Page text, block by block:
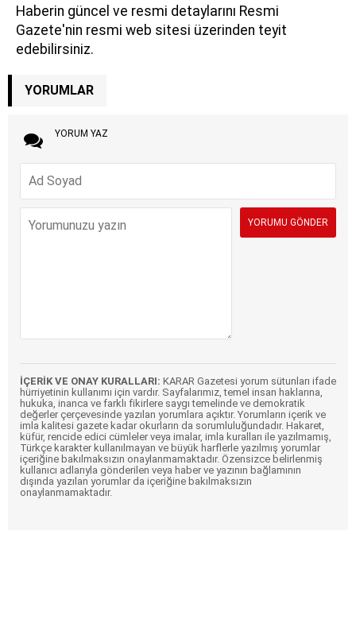
Haberin güncel ve resmi detaylarını Resmi
Gazete'nin resmi web sitesi üzerinden teyit
edebilirsiniz.
YORUMLAR
YORUM YAZ
İÇERİK VE ONAY KURALLARI: KARAR Gazetesi yorum sütunları ifade
hürriyetinin kullanımı için vardır. Sayfalarımız, temel insan haklarına,
hukuka, inanca ve farklı fikirlere saygı temelinde ve demokratik
değerler çerçevesinde yazılan yorumlara açıktır. Yorumların içerik ve
imla kalitesi gazete kadar okurların da sorumluluğundadır. Hakaret,
küfür, rencide edici cümleler veya imalar, imla kuralları ile yazılmamış,
Türkçe karakter kullanılmayan ve büyük harflerle yazılmış yorumlar
içeriğine bakılmaksızın onaylanmamaktadır. Özensizce belirlenmiş
kullanıcı adlarıyla gönderilen veya haber ve yazının bağlamının
dışında yazılan yorumlar da içeriğine bakılmaksızın
onaylanmamaktadır.